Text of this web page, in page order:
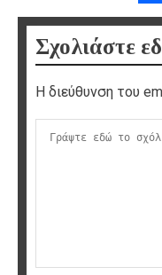
Σχολιάστε
Η διεύθυνση του